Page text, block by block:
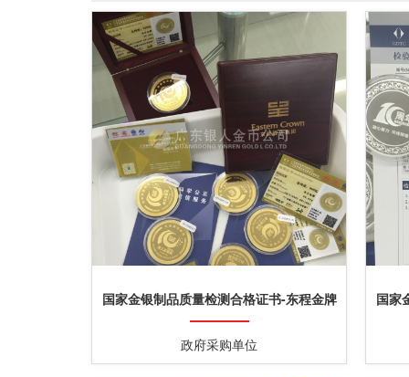
国家金银制品质量检测合格证书-东程金牌
制作
政府采购单位
国家